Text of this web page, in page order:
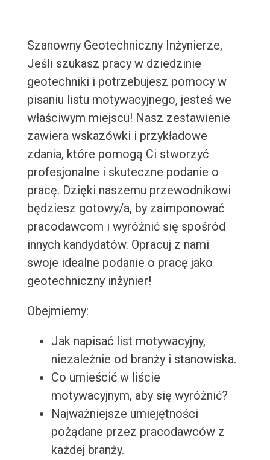
Szanowny Geotechniczny Inżynierze,
Jeśli szukasz pracy w dziedzinie
geotechniki i potrzebujesz pomocy w
pisaniu listu motywacyjnego, jesteś we
właściwym miejscu! Nasz zestawienie
zawiera wskazówki i przykładowe
zdania, które pomogą Ci stworzyć
profesjonalne i skuteczne podanie o
pracę. Dzięki naszemu przewodnikowi
będziesz gotowy/a, by zaimponować
pracodawcom i wyróżnić się spośród
innych kandydatów. Opracuj z nami
swoje idealne podanie o pracę jako
geotechniczny inżynier!
Obejmiemy:
Jak napisać list motywacyjny,
niezależnie od branży i stanowiska.
Co umieścić w liście
motywacyjnym, aby się wyróżnić?
Najważniejsze umiejętności
pożądane przez pracodawców z
każdej branży.